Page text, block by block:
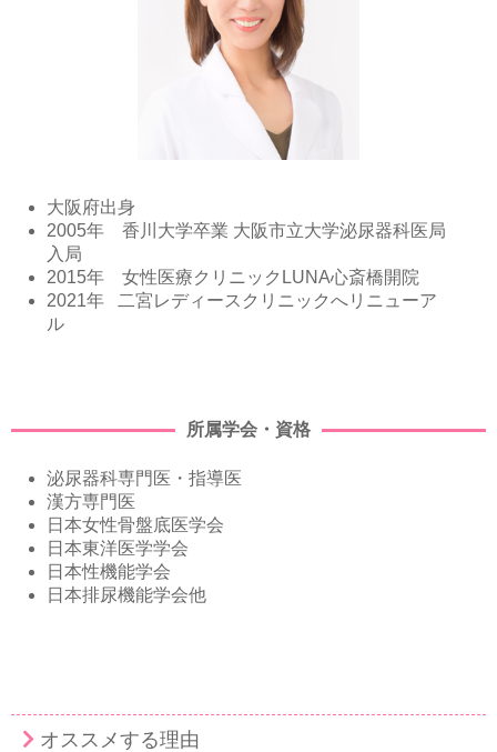
大阪府出身
2005年 香川大学卒業 大阪市立大学泌尿器科医局
入局
2015年 女性医療クリニックLUNA心斎橋開院
2021年 二宮レディースクリニックへリニューア
ル
所属学会・資格
泌尿器科専門医・指導医
漢方専門医
日本女性骨盤底医学会
日本東洋医学学会
日本性機能学会
日本排尿機能学会他
オススメする理由